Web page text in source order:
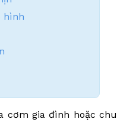
hình
cơm gia đình hoặc